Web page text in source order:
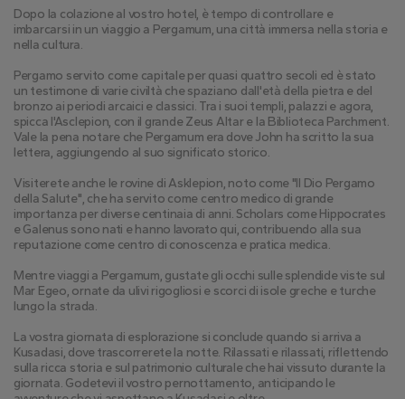
Dopo la colazione al vostro hotel, è tempo di controllare e
imbarcarsi in un viaggio a Pergamum, una città immersa nella storia e
nella cultura.
Pergamo servito come capitale per quasi quattro secoli ed è stato
un testimone di varie civiltà che spaziano dall'età della pietra e del
bronzo ai periodi arcaici e classici. Tra i suoi templi, palazzi e agora,
spicca l'Asclepion, con il grande Zeus Altar e la Biblioteca Parchment.
Vale la pena notare che Pergamum era dove John ha scritto la sua
lettera, aggiungendo al suo significato storico.
Visiterete anche le rovine di Asklepion, noto come "Il Dio Pergamo
della Salute", che ha servito come centro medico di grande
importanza per diverse centinaia di anni. Scholars come Hippocrates
e Galenus sono nati e hanno lavorato qui, contribuendo alla sua
reputazione come centro di conoscenza e pratica medica.
Mentre viaggi a Pergamum, gustate gli occhi sulle splendide viste sul
Mar Egeo, ornate da ulivi rigogliosi e scorci di isole greche e turche
lungo la strada.
La vostra giornata di esplorazione si conclude quando si arriva a
Kusadasi, dove trascorrerete la notte. Rilassati e rilassati, riflettendo
sulla ricca storia e sul patrimonio culturale che hai vissuto durante la
giornata. Godetevi il vostro pernottamento, anticipando le